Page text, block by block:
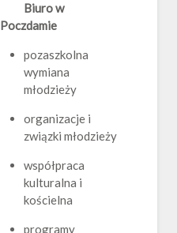
Biuro w
Poczdamie
pozaszkolna
wymiana
młodzieży
organizacje i
związki młodzieży
współpraca
kulturalna i
kościelna
programy